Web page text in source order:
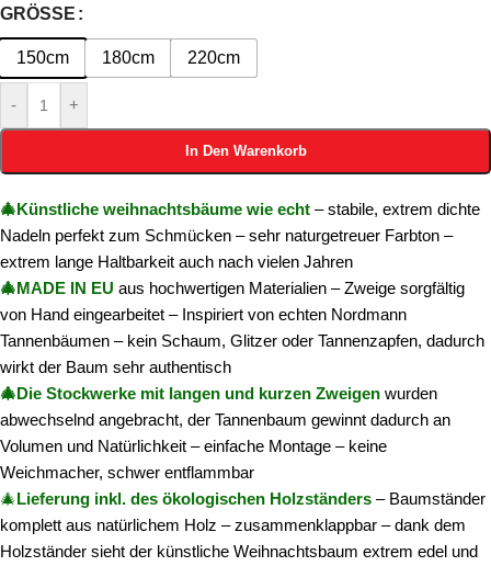
GRÖSSE
150cm 180cm 220cm
- +
In Den Warenkorb
🎄Künstliche weihnachtsbäume wie echt – stabile, extrem dichte
Nadeln perfekt zum Schmücken – sehr naturgetreuer Farbton –
extrem lange Haltbarkeit auch nach vielen Jahren
🎄MADE IN EU aus hochwertigen Materialien – Zweige sorgfältig
von Hand eingearbeitet – Inspiriert von echten Nordmann
Tannenbäumen – kein Schaum, Glitzer oder Tannenzapfen, dadurch
wirkt der Baum sehr authentisch
🎄Die Stockwerke mit langen und kurzen Zweigen wurden
abwechselnd angebracht, der Tannenbaum gewinnt dadurch an
Volumen und Natürlichkeit – einfache Montage – keine
Weichmacher, schwer entflammbar
🎄Lieferung inkl. des ökologischen Holzständers – Baumständer
komplett aus natürlichem Holz – zusammenklappbar – dank dem
Holzständer sieht der künstliche Weihnachtsbaum extrem edel und